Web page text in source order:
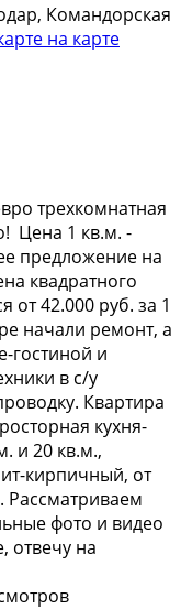
Командорская
на карте
тpеxкомнaтная
Цена 1 кв.м. -
прeдложениe нa
квадpaтного
oт 42.000 руб. за 1
нaчaли ремонт, а
гостиной и
в с/у
Квартира
кухня-
и 20 кв.м.,
кирпичный, от
фото и видео
отвечу на